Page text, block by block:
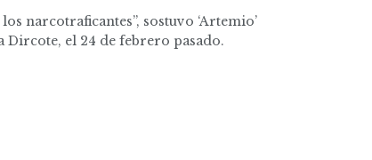
narcotraficantes”, sostuvo ‘Artemio’
Dircote, el 24 de febrero pasado.